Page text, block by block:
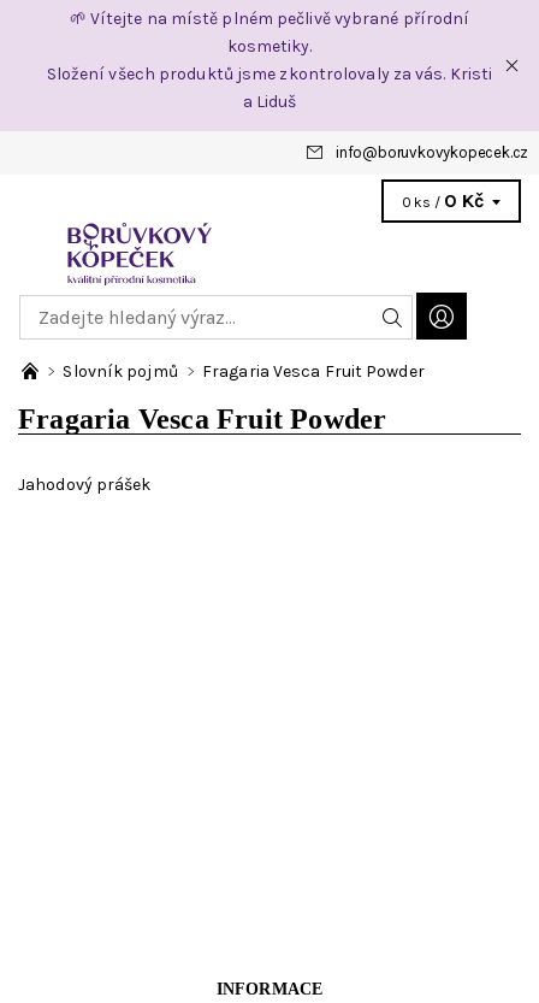
🌱 Vítejte na místě plném pečlivě vybrané přírodní
kosmetiky.
Složení všech produktů jsme zkontrolovaly za vás. Kristi
a Liduš
info@ boruvkovykopecek.cz
0 ks / 0 Kč
Slovník pojmů Fragaria Vesca Fruit Powder
Fragaria Vesca Fruit Powder
Jahodový prášek
INFORMACE